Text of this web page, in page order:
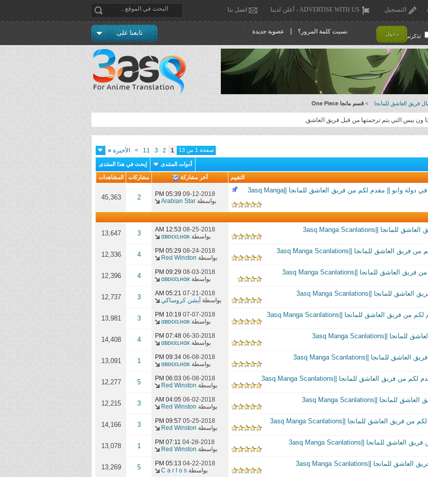
التسجيل ADVERTISE WITH US - أعلن لدينا اتصل بنا
تذكرني ! دخول نسيت كلمة المرور؟ عضوية جديدة تابعنا على
فريق العاشق للمانجا > قسم مانجا One Piece
ون بيس التي يتم ترجمتها من قبل فريق العاشق.
صفحة 1 من 13 1
2
3
11
> الأخيرة »
أدوات المنتدى إبحث في هذا المنتدى
التقييم آخر مشاركة مشاركات المشاهدات
الفصل 916: مصارعة سومو عظيمة في دولة وانو || مقدم لكم من فريق العاشق للمانجا ||3asq Manga
09-12-2018
05:39 PM
بواسطة Arabian Star
2
45,363
08-25-2018
12:53 AM
بواسطة αвɒєєʟнαĸ
3
13,647
08-24-2018
05:29 PM
بواسطة Red Winston
4
12,336
08-03-2018
09:29 PM
بواسطة αвɒєєʟнαĸ
4
12,396
07-21-2018
05:21 AM
بواسطة أيشن كروساكي 3
12,737
07-07-2018
10:19 PM
بواسطة αвɒєєʟнαĸ
3
13,981
06-30-2018
07:48 PM
بواسطة αвɒєєʟнαĸ
4
14,408
06-08-2018
09:34 PM
بواسطة αвɒєєʟнαĸ
1
13,091
06-08-2018
06:03 PM
بواسطة Red Winston
5
12,277
06-02-2018
04:05 AM
بواسطة Red Winston
3
12,215
05-25-2018
09:57 PM
بواسطة Red Winston
3
14,166
04-28-2018
07:11 PM
بواسطة Red Winston
1
13,078
04-22-2018
05:13 PM
بواسطة C a r l o s
5
13,269